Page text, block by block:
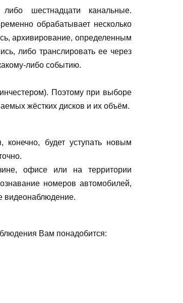
шестнадцати канальные.
обрабатывает несколько
архивирование, определенным
либо транслировать ее через
либо событию.
Поэтому при выборе
жёстких дисков и их объём.
конечно, будет уступать новым
офисе или на территории
номеров автомобилей,
видеонаблюдение.
Вам понадобится: